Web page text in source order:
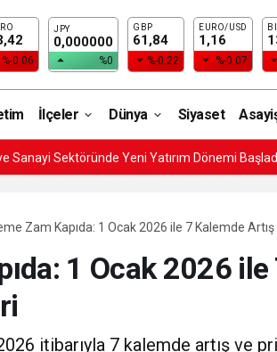
%-0.06
JPY
0,000000
%0
GBP
61,84
%-0.22
EURO/USD
1,16
%-0.07
İlçeler Dünya Siyaset
Sanayi Sektöründe Yeni Yatırım Dönemi
Zam Kapıda: 1 Ocak 2026 ile 7 Kalemde
1 Ocak 2026
itibarıyla 7 kalemde artış ve